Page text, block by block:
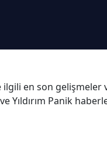
ilgili en son gelişmeler
Yıldırım Panik